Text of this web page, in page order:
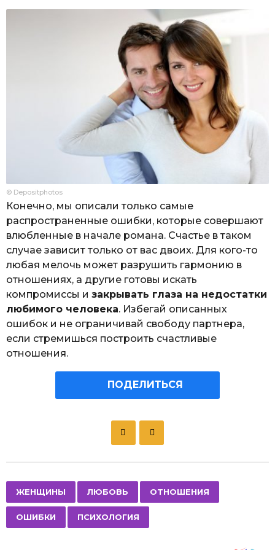
© Depositphotos
Конечно, мы описали только самые
распространенные ошибки, которые совершают
влюбленные в начале романа. Счастье в таком
случае зависит только от вас двоих. Для кого-то
любая мелочь может разрушить гармонию в
отношениях, а другие готовы искать
компромиссы и закрывать глаза на недостатки
любимого человека. Избегай описанных
ошибок и не ограничивай свободу партнера,
если стремишься построить счастливые
отношения.
ПОДЕЛИТЬСЯ
P
a
g
ЖЕНЩИНЫ ЛЮБОВЬ ОТНОШЕНИЯ
ОШИБКИ ПСИХОЛОГИЯ